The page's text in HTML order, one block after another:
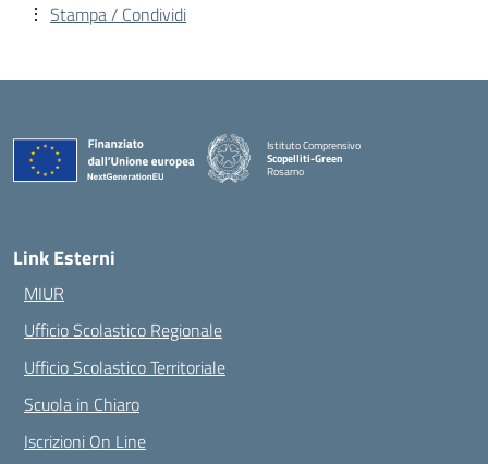
Stampa / Condividi
Istituto Comprensivo
Scopelliti-Green
Rosarno
Link Esterni
MIUR
Ufficio Scolastico Regionale
Ufficio Scolastico Territoriale
Scuola in Chiaro
Iscrizioni On Line